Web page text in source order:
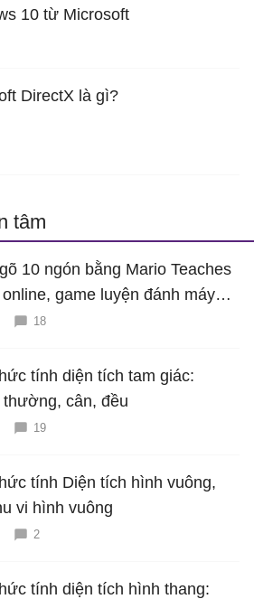
10 từ Microsoft
DirectX là gì?
tâm
10 ngón bằng Mario Teaches
game luyện đánh máy
dẫn18
tính diện tích tam giác:
thường, cân, đều
19
tính Diện tích hình vuông,
vi hình vuông
2
tính diện tích hình thang: